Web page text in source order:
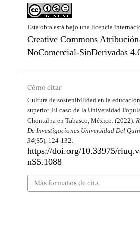
Esta obra está bajo una licencia
Creative Commons
NoComercial-SinDerivadas
Cómo citar
Cultura de sostenibilidad en la educación
superior. El caso de la Universidad
Chontalpa en Tabasco, México. (2022).
De Investigaciones Universidad Del
34(S5), 124-132.
https://doi.org/10.33975/
nS5.1088
Más formatos de cita